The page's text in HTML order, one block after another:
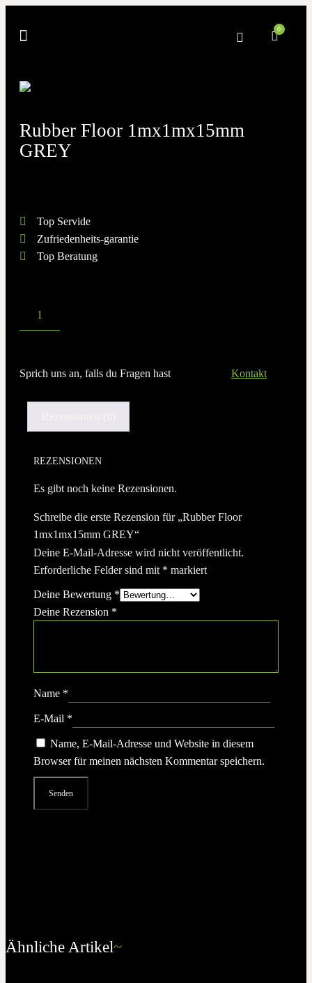
0
Rubber Floor 1mx1mx15mm
GREY
Top Servide
Zufriedenheits-garantie
Top Beratung
Sprich uns an, falls du Fragen hast Kontakt
REZENSIONEN
Es gibt noch keine Rezensionen.
Schreibe die erste Rezension für „Rubber Floor
1mx1mx15mm GREY“
Deine E-Mail-Adresse wird nicht veröffentlicht.
Erforderliche Felder sind mit * markiert
Deine Bewertung *
Deine Rezension *
Name *
E-Mail *
Name, E-Mail-Adresse und Website in diesem
Browser für meinen nächsten Kommentar speichern.
Ähnliche Artikel~